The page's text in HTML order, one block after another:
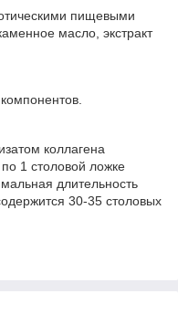
пищевыми
масло, экстракт
коллагена
1 столовой ложке
длительность
30-35 столовых